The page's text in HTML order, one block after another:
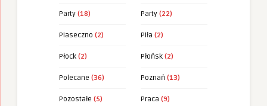
Party (18) Party (22)
Piaseczno (2) Piła (2)
Płock (2) Płońsk (2)
Polecane (36) Poznań (13)
Pozostałe (5) Praca (9)